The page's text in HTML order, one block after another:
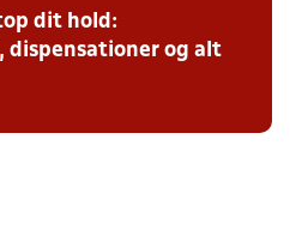
dit hold:
dispensationer og alt